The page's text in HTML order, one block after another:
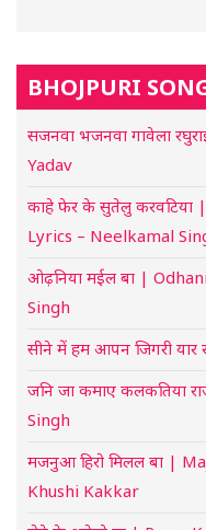
BHOJPURI
सजनवा भजनवा गावेला
Yadav
काहे फेर के सुतेलु करवटिया
Lyrics – Neelkamal
ओढ़निया मईल बा |
Singh
सीने में हम आपन जिगरी
जनि जा कमाए कलकतिया
Singh
मजनुआ हिरो मिलल बा |
Khushi Kakkar